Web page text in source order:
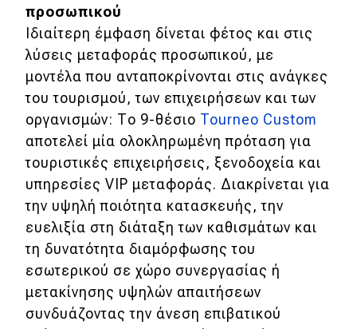
προσωπικού
Ιδιαίτερη έμφαση δίνεται φέτος και στις
λύσεις μεταφοράς προσωπικού, με
μοντέλα που ανταποκρίνονται στις ανάγκες
του τουρισμού, των επιχειρήσεων και των
οργανισμών: Το 9-θέσιο Tourneo Custom
αποτελεί μία ολοκληρωμένη πρόταση για
τουριστικές επιχειρήσεις, ξενοδοχεία και
υπηρεσίες VIP μεταφοράς. Διακρίνεται για
την υψηλή ποιότητα κατασκευής, την
ευελιξία στη διάταξη των καθισμάτων και
τη δυνατότητα διαμόρφωσης του
εσωτερικού σε χώρο συνεργασίας ή
μετακίνησης υψηλών απαιτήσεων
συνδυάζοντας την άνεση επιβατικού